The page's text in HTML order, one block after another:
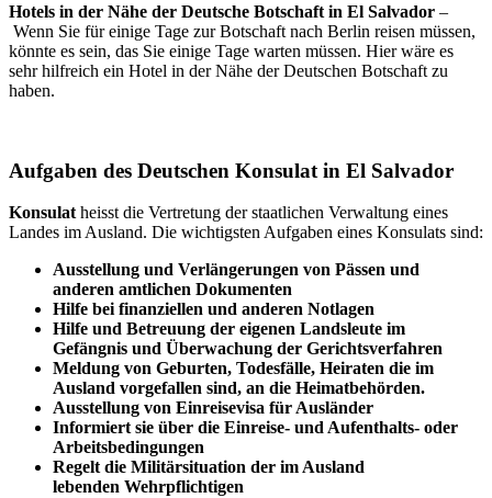
Hotels in der Nähe der Deutsche Botschaft in El Salvador –
Wenn Sie für einige Tage zur Botschaft nach Berlin reisen müssen,
könnte es sein, das Sie einige Tage warten müssen. Hier wäre es
sehr hilfreich ein Hotel in der Nähe der Deutschen Botschaft zu
haben.
Aufgaben des Deutschen Konsulat in El Salvador
Konsulatheisst die Vertretung der staatlichen Verwaltung eines
Landes im Ausland. Die wichtigsten Aufgaben eines Konsulats sind:
Ausstellung und Verlängerungen von Pässen und
anderen amtlichen Dokumenten
Hilfe bei finanziellen und anderen Notlagen
Hilfe und Betreuung der eigenen Landsleute im
Gefängnis und Überwachung der Gerichtsverfahren
Meldung von Geburten, Todesfälle, Heiraten die im
Ausland vorgefallen sind, an die Heimatbehörden.
Ausstellung von Einreisevisa für Ausländer
Informiert sie über die Einreise- und Aufenthalts- oder
Arbeitsbedingungen
Regelt die Militärsituation der im Ausland
lebenden Wehrpflichtigen